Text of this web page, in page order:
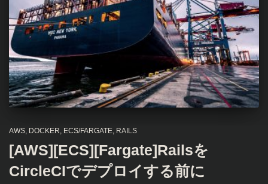
AWS DOCKER ECS/FARGATE RAILS
[AWS][ECS][Fargate]Railsを
CircleCIでデプロイする前に